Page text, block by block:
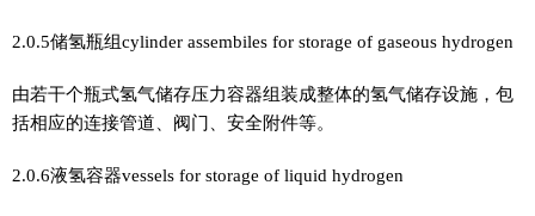
2.0.5储氢瓶组cylinder assembiles for storage of gaseous hydrogen
由若干个瓶式氢气储存压力容器组装成整体的氢气储存设施，包
括相应的连接管道、阀门、安全附件等。
2.0.6液氢容器vessels for storage of liquid hydrogen